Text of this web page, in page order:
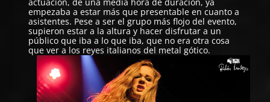
empezaba a estar más que presentable en cuanto a
asistentes. Pese a ser el grupo más flojo del evento,
supieron estar a la altura y hacer disfrutar a un
público que iba a lo que iba, que no era otra cosa
que ver a los reyes italianos del metal gótico.